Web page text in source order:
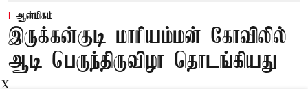
ஆன்மிகம்
இருக்கன்குடி மாரியம்மன் கோவிலில்
ஆடி பெருந்திருவிழா தொடங்கியது
X